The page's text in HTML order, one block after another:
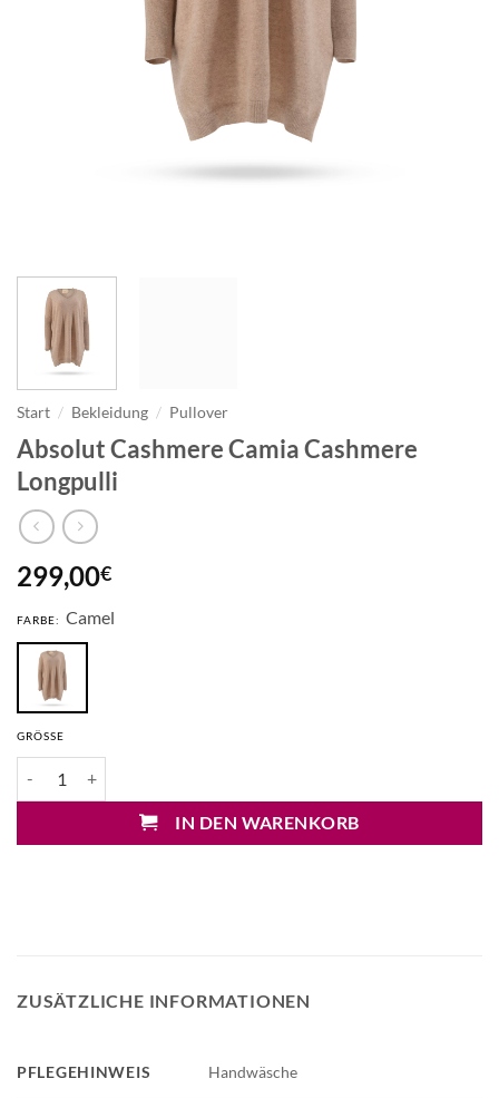
Start / Bekleidung / Pullover
Absolut Cashmere Camia Cashmere
Longpulli
299,00€
FARBE: Camel
GRÖSSE
IN DEN WARENKORB
ZUSÄTZLICHE INFORMATIONEN
PFLEGEHINWEIS Handwäsche